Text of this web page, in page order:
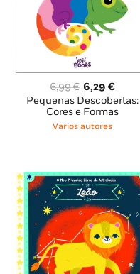
6,99€ O
preço
original
era:
6,29 €O
preço
atual
Pequenas Descobertas:
Cores e Formas
Varios autores